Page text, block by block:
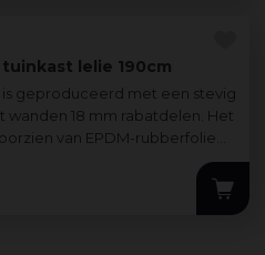
lelie 190cm
geproduceerd met een stevig
wanden 18 mm rabatdelen. Het
van EPDM-rubberfolie